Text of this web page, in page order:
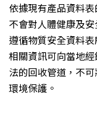
依據現有產品資料
不會對人體健康及
遵循物質安全資料
相關資訊可向當地
法的回收管道，不
環境保護。